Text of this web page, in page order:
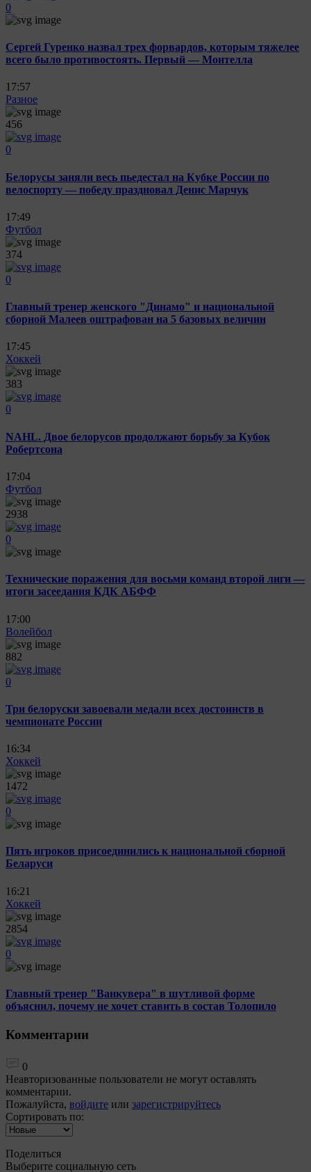
0
Сергей Гуренко назвал трех форвардов, которым тяжелее
всего было противостоять. Первый — Монтелла
17:57
Разное
456
0
Белорусы заняли весь пьедестал на Кубке России по
велоспорту — победу праздновал Денис Марчук
17:49
Футбол
374
0
Главный тренер женского "Динамо" и национальной
сборной Малеев оштрафован на 5 базовых величин
17:45
Хоккей
383
0
NAHL. Двое белорусов продолжают борьбу за Кубок
Робертсона
17:04
Футбол
2938
0
Технические поражения для восьми команд второй лиги —
итоги засеедания КДК АБФФ
17:00
Волейбол
882
0
Три белоруски завоевали медали всех достоинств в
чемпионате России
16:34
Хоккей
1472
0
Пять игроков присоединились к национальной сборной
Беларуси
16:21
Хоккей
2854
0
Главный тренер "Ванкувера" в шутливой форме
объяснил, почему не хочет ставить в состав Толопило
Комментарии
0
Неавторизованные пользователи не могут оставлять
комментарии.
Пожалуйста, войдите или зарегистрируйтесь
Сортировать по:
Поделиться
Выберите социальную сеть